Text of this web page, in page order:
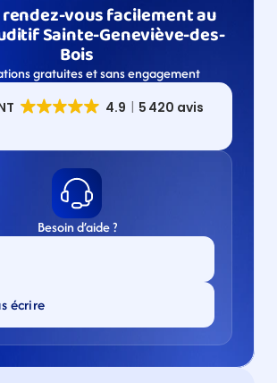
vous facilement au
Sainte-Geneviève-des-
Bois
gratuites et sans engagement
Besoin d’aide ?
écrire